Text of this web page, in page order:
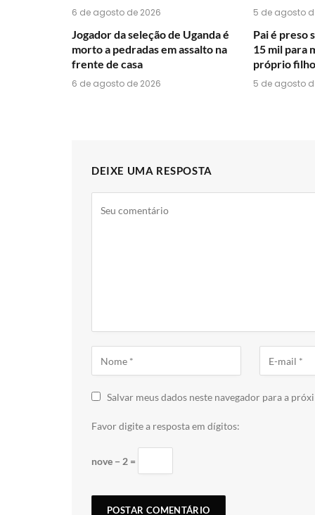
6 de agosto de 2026
Jogador da seleção de Uganda é
morto a pedradas em assalto na
frente de casa
6 de agosto de 2026
5 de agosto
Pai é preso
15 mil para
próprio
5 de agosto
DEIXE UMA RESPOSTA
Salvar meus dados neste navegador para a
Favor digite a resposta em dígitos:
nove − 2 =